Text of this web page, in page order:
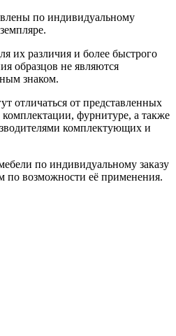
по индивидуальному
их различия и более быстрого
образцов не являются
знаком.
отличаться от представленных
комплектации, фурнитуре, а также
комплектующих и
по индивидуальному заказу
по возможности её применения.